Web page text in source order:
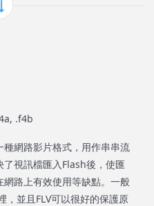
.f4b
網路影片格式，用作串串流
視訊檔匯入Flash後，使匯
網路上有效使用等缺點。一般
，並且FLV可以很好的保護原